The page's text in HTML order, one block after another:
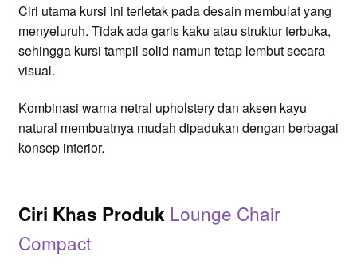
Ciri utama kursi ini terletak pada desain membulat yang
menyeluruh. Tidak ada garis kaku atau struktur terbuka,
sehingga kursi tampil solid namun tetap lembut secara
visual.
Kombinasi warna netral upholstery dan aksen kayu
natural membuatnya mudah dipadukan dengan berbagai
konsep interior.
Ciri Khas Produk Lounge Chair
Compact